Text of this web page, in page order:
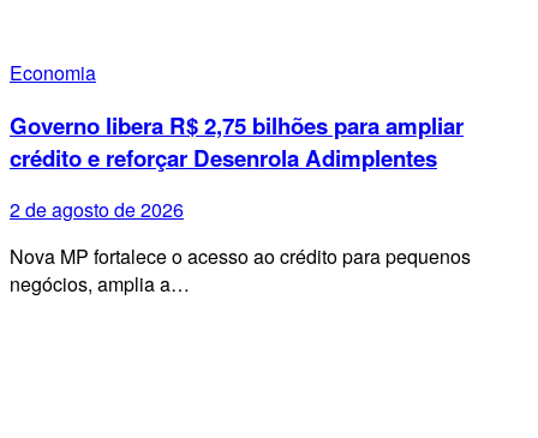
Economia
Governo libera R$ 2,75 bilhões para ampliar
crédito e reforçar Desenrola Adimplentes
2 de agosto de 2026
Nova MP fortalece o acesso ao crédito para pequenos
negócios, amplia a…